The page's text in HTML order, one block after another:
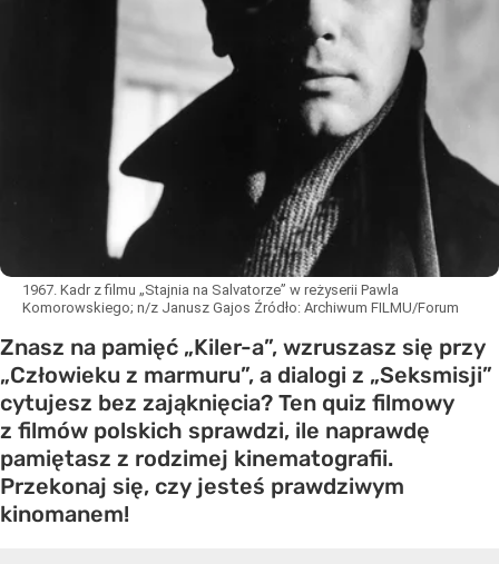
1967. Kadr z filmu „Stajnia na Salvatorze” w reżyserii Pawla
Komorowskiego; n/z Janusz Gajos Źródło: Archiwum FILMU/Forum
Znasz na pamięć „Kiler-a”, wzruszasz się przy
„Człowieku z marmuru”, a dialogi z „Seksmisji”
cytujesz bez zająknięcia? Ten quiz filmowy
z filmów polskich sprawdzi, ile naprawdę
pamiętasz z rodzimej kinematografii.
Przekonaj się, czy jesteś prawdziwym
kinomanem!